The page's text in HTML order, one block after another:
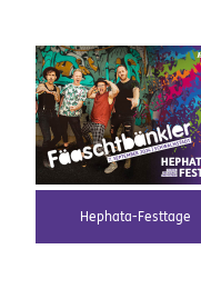
Hephata-Festtage